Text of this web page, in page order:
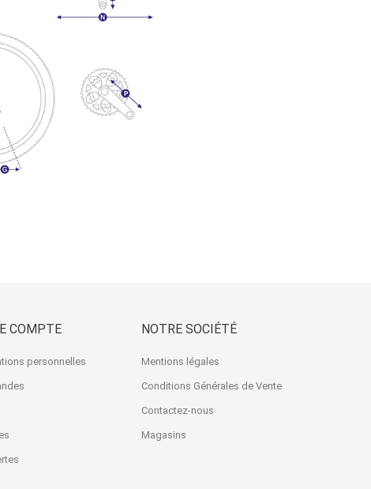
COMPTE
personnelles
NOTRE SOCIÉTÉ
Mentions légales
Conditions Générales de Vente
Contactez-nous
Magasins